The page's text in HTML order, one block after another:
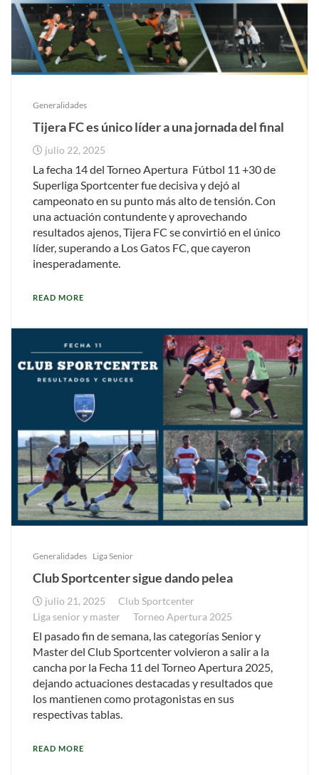
Generalidades
Tijera FC es único líder a una jornada del final
julio 22, 2025
La fecha 14 del Torneo Apertura Fútbol 11 +30 de
Superliga Sportcenter fue decisiva y dejó al
campeonato en su punto más alto de tensión. Con
una actuación contundente y aprovechando
resultados ajenos, Tijera FC se convirtió en el único
líder, superando a Los Gatos FC, que cayeron
inesperadamente.
READ MORE
Generalidades Liga Senior
Club Sportcenter sigue dando pelea
julio 21, 2025
Club Sportcenter
Liga senior y master
Torneo Apertura 2025
El pasado fin de semana, las categorías Senior y
Master del Club Sportcenter volvieron a salir a la
cancha por la Fecha 11 del Torneo Apertura 2025,
dejando actuaciones destacadas y resultados que
los mantienen como protagonistas en sus
respectivas tablas.
READ MORE